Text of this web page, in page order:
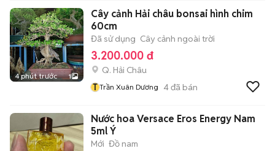
4 phút trước 1
Cây cảnh Hải châu bonsai hình chim
60cm
Đã sử dụng Cây cảnh ngoài trời
3.200.000 đ
Q. Hải Châu
T Trần Xuân Dương 4đã bán
Nước hoa Versace Eros Energy Nam
5ml Ý
Mới Đồ nam